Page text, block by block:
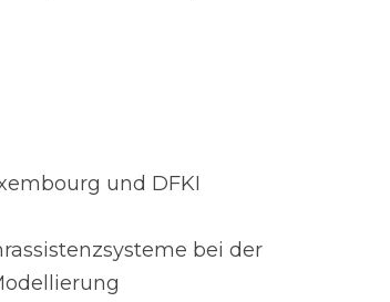
und DFKI
bei der